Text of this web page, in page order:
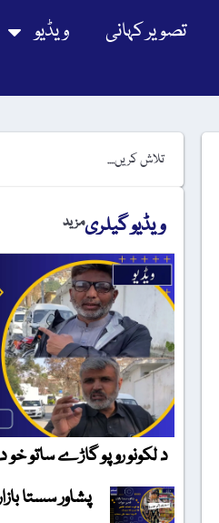
تصویر کہانی ویڈیو
ویڈیو گیلریمزید
د لکونو روپو گاڑے ساتو
پشاور سستا